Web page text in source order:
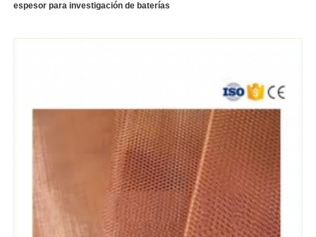
espesor para investigación de baterías